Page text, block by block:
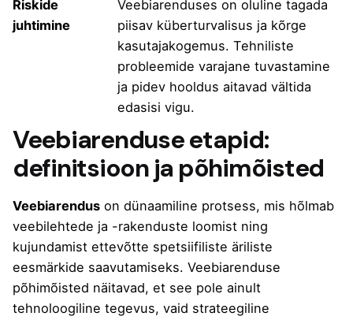
Riskide
juhtimine
Veebiarenduses on oluline tagada
piisav küberturvalisus ja kõrge
kasutajakogemus. Tehniliste
probleemide varajane tuvastamine
ja pidev hooldus aitavad vältida
edasisi vigu.
Veebiarenduse etapid:
definitsioon ja põhimõisted
Veebiarendus on dünaamiline protsess, mis hõlmab
veebilehtede ja -rakenduste loomist ning
kujundamist ettevõtte spetsiifiliste äriliste
eesmärkide saavutamiseks. Veebiarenduse
põhimõisted näitavad, et see pole ainult
tehnoloogiline tegevus, vaid strateegiline